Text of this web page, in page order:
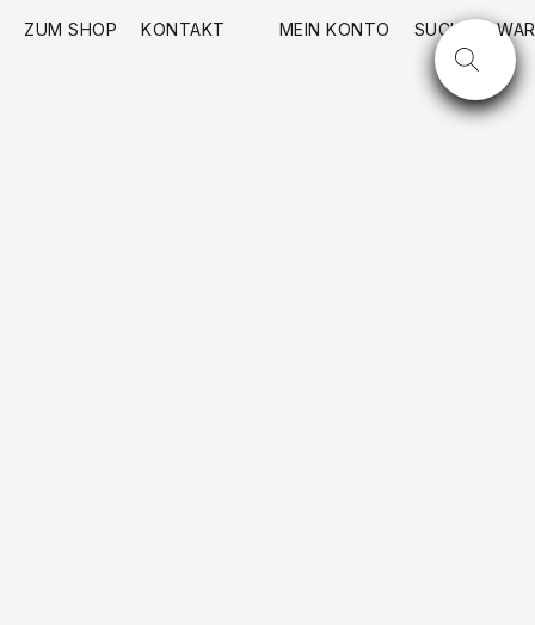
ZUM SHOP KONTAKT MEIN KONTO SUCHE